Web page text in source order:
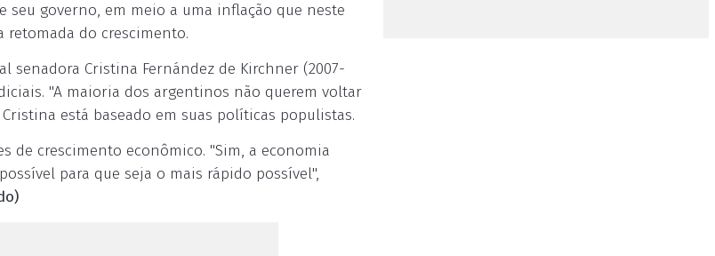
seu governo, em meio a uma inflação que neste
retomada do crescimento.
senadora Cristina Fernández de Kirchner (2007-
"A maioria dos argentinos não querem voltar
está baseado em suas políticas populistas.
de crescimento econômico. "Sim, a economia
para que seja o mais rápido possível",